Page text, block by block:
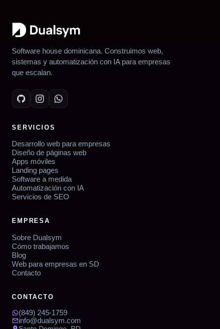
Software house dominicana. Construimos web,
sistemas y automatización con IA para empresas
que escalan.
SERVICIOS
Desarrollo web para empresas
Diseño de páginas web
Apps móviles
Landing pages
Software a medida
Automatización con IA
Servicios de SEO
EMPRESA
Sobre Dualsym
Cómo trabajamos
Blog
Web para empresas en SD
Contacto
CONTACTO
(849) 245-1759
info@dualsym.com